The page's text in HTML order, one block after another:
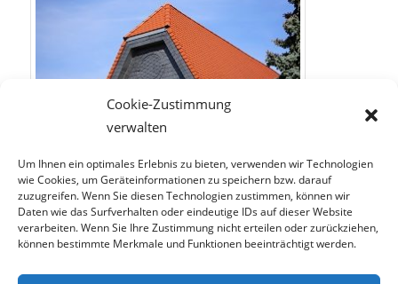
Cookie-Zustimmung
verwalten
Um Ihnen ein optimales Erlebnis zu bieten, verwenden wir Technologien
wie Cookies, um Geräteinformationen zu speichern bzw. darauf
zuzugreifen. Wenn Sie diesen Technologien zustimmen, können wir
Daten wie das Surfverhalten oder eindeutige IDs auf dieser Website
verarbeiten. Wenn Sie Ihre Zustimmung nicht erteilen oder zurückziehen,
können bestimmte Merkmale und Funktionen beeinträchtigt werden.
Verbindet energieeffizientes Bauen und Optik: Die Fassade.
IhreFassadebietet Ihnen weit mehr als nur
Optik. Sie ist außerdem sehr wichtig für die
Energieeffizienz Ihres Hauses. Mit einer gut